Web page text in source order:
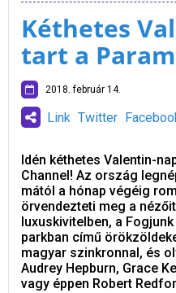
Kéthetes
tart a
2018. február 14.
Link Twitter
Idén kéthetes Valentin-
Channel! Az ország
mától a hónap végéig
örvendezteti meg a
luxuskivitelben, a
parkban című
magyar szinkronnal, és
Audrey Hepburn, Grace
vagy éppen Robert